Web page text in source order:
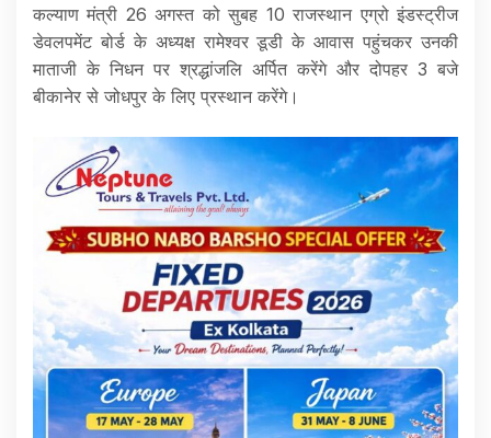
कल्याण मंत्री 26 अगस्त को सुबह 10 राजस्थान एग्रो इंडस्ट्रीज
डेवलपमेंट बोर्ड के अध्यक्ष रामेश्वर डूडी के आवास पहुंचकर उनकी
माताजी के निधन पर श्रद्धांजलि अर्पित करेंगे और दोपहर 3 बजे
बीकानेर से जोधपुर के लिए प्रस्थान करेंगे।